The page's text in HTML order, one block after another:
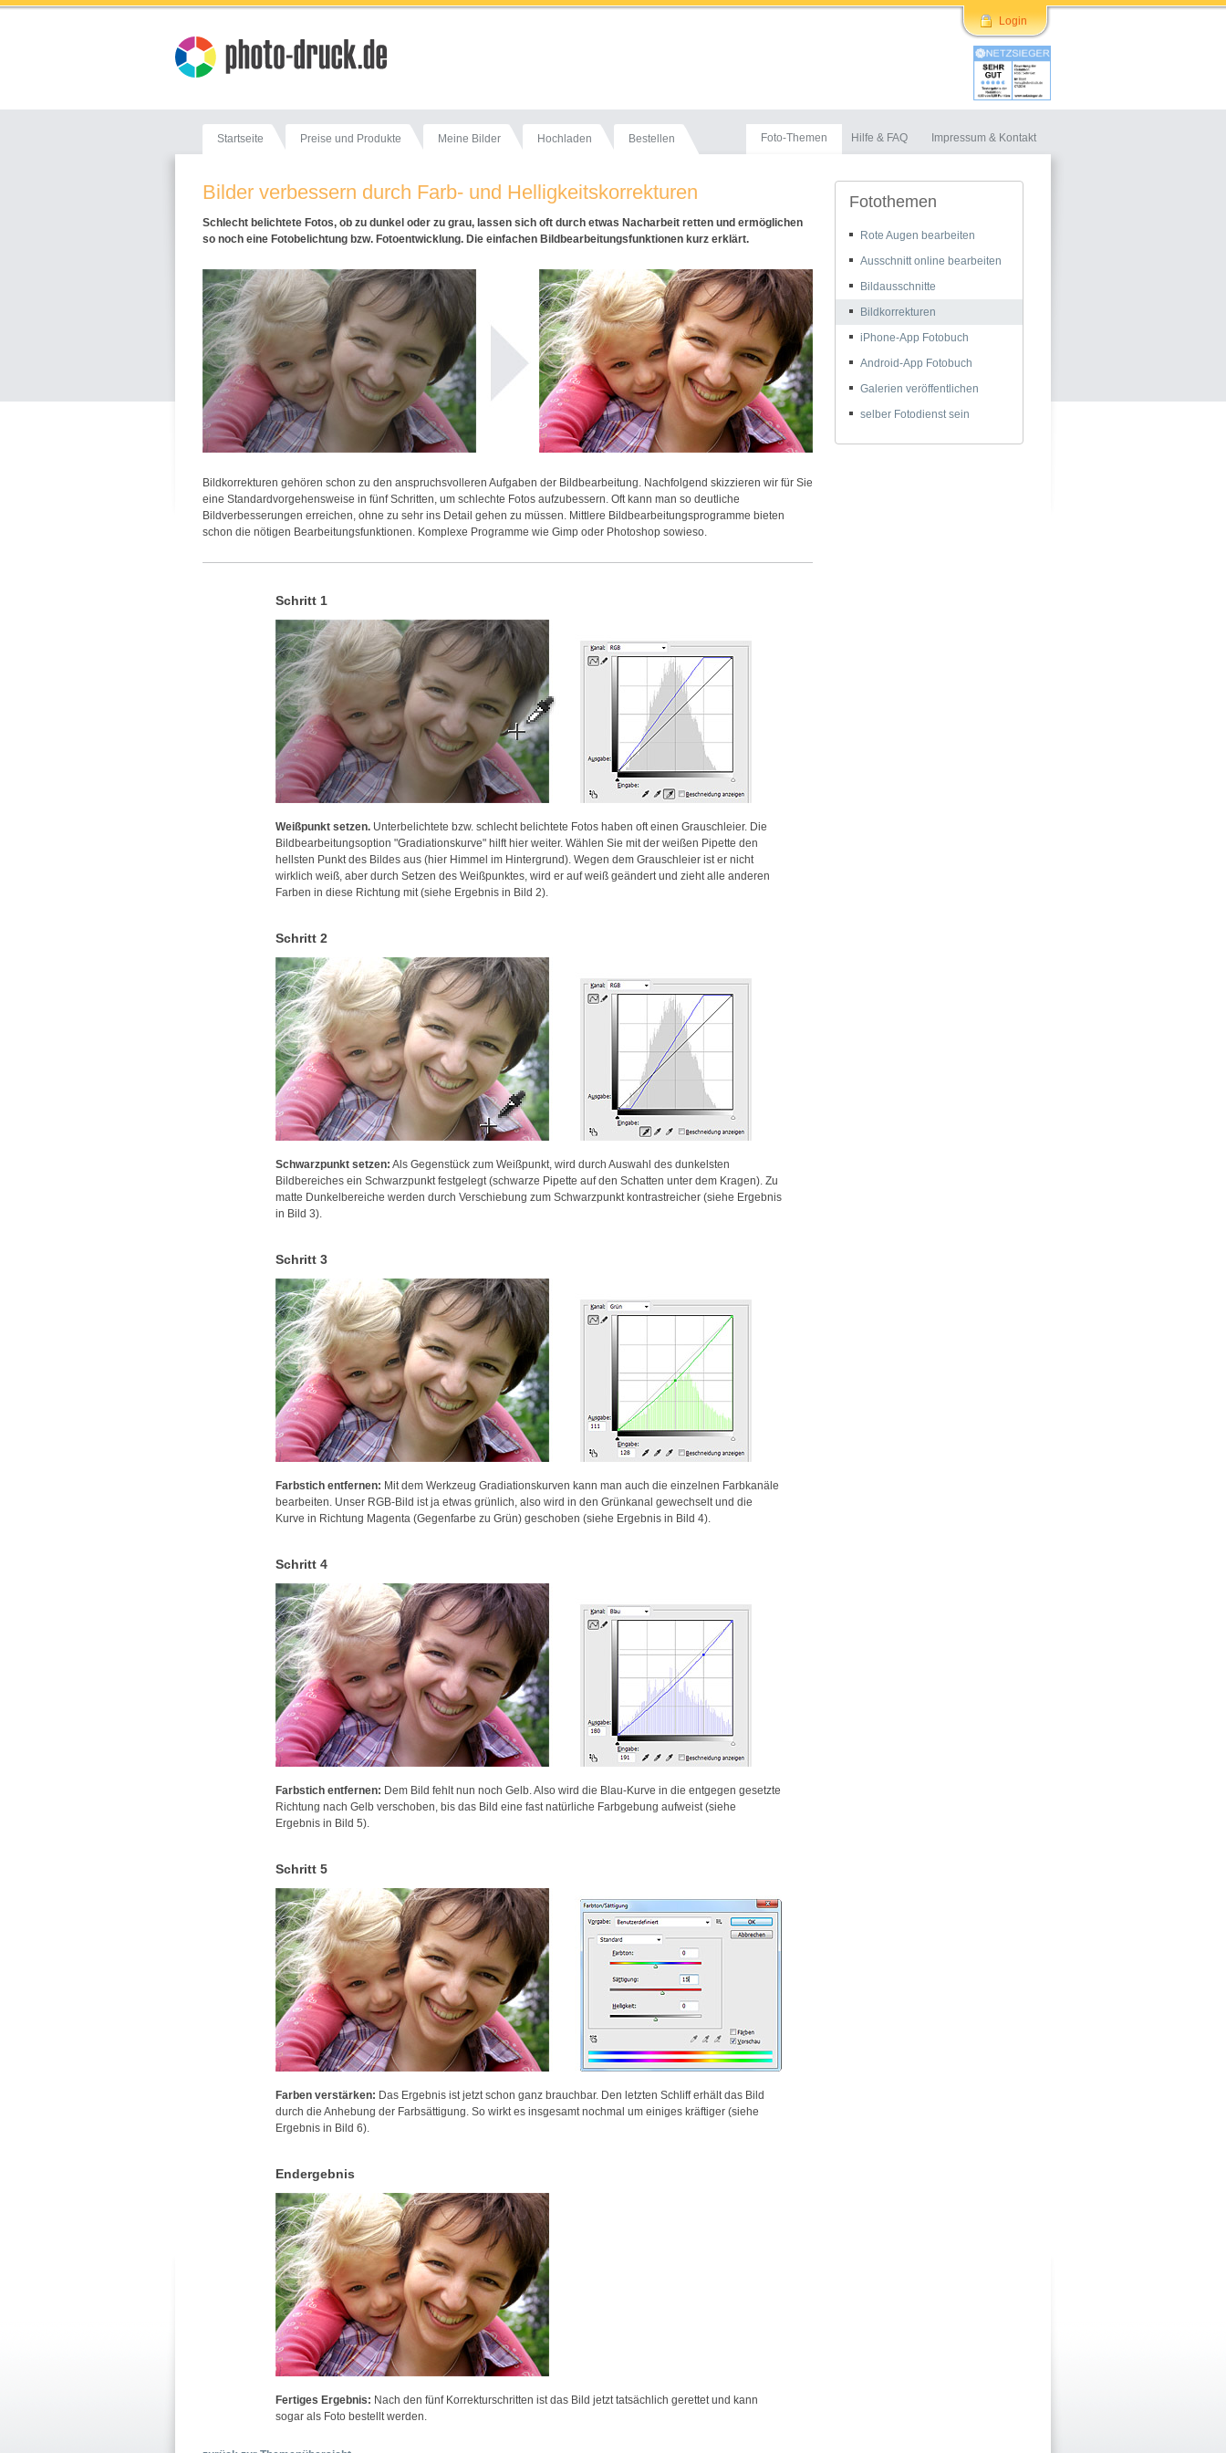
Login
Startseite Preise und Produkte Meine Bilder Hochladen Bestellen Foto-Themen Hilfe & FAQ Impressum & Kontakt
Bilder verbessern durch Farb- und Helligkeitskorrekturen
Schlecht belichtete Fotos, ob zu dunkel oder zu grau, lassen sich oft durch etwas Nacharbeit retten und ermöglichen
so noch eine Fotobelichtung bzw. Fotoentwicklung. Die einfachen Bildbearbeitungsfunktionen kurz erklärt.
Bildkorrekturen gehören schon zu den anspruchsvolleren Aufgaben der Bildbearbeitung. Nachfolgend skizzieren wir für Sie
eine Standardvorgehensweise in fünf Schritten, um schlechte Fotos aufzubessern. Oft kann man so deutliche
Bildverbesserungen erreichen, ohne zu sehr ins Detail gehen zu müssen. Mittlere Bildbearbeitungsprogramme bieten
schon die nötigen Bearbeitungsfunktionen. Komplexe Programme wie Gimp oder Photoshop sowieso.
Schritt 1
Weißpunkt setzen. Unterbelichtete bzw. schlecht belichtete Fotos haben oft einen Grauschleier. Die
Bildbearbeitungsoption "Gradiationskurve" hilft hier weiter. Wählen Sie mit der weißen Pipette den
hellsten Punkt des Bildes aus (hier Himmel im Hintergrund). Wegen dem Grauschleier ist er nicht
wirklich weiß, aber durch Setzen des Weißpunktes, wird er auf weiß geändert und zieht alle anderen
Farben in diese Richtung mit (siehe Ergebnis in Bild 2).
Schritt 2
Schwarzpunkt setzen: Als Gegenstück zum Weißpunkt, wird durch Auswahl des dunkelsten
Bildbereiches ein Schwarzpunkt festgelegt (schwarze Pipette auf den Schatten unter dem Kragen). Zu
matte Dunkelbereiche werden durch Verschiebung zum Schwarzpunkt kontrastreicher (siehe Ergebnis
in Bild 3).
Schritt 3
Farbstich entfernen: Mit dem Werkzeug Gradiationskurven kann man auch die einzelnen Farbkanäle
bearbeiten. Unser RGB-Bild ist ja etwas grünlich, also wird in den Grünkanal gewechselt und die
Kurve in Richtung Magenta (Gegenfarbe zu Grün) geschoben (siehe Ergebnis in Bild 4).
Schritt 4
Farbstich entfernen: Dem Bild fehlt nun noch Gelb. Also wird die Blau-Kurve in die entgegen gesetzte
Richtung nach Gelb verschoben, bis das Bild eine fast natürliche Farbgebung aufweist (siehe
Ergebnis in Bild 5).
Schritt 5
Farben verstärken: Das Ergebnis ist jetzt schon ganz brauchbar. Den letzten Schliff erhält das Bild
durch die Anhebung der Farbsättigung. So wirkt es insgesamt nochmal um einiges kräftiger (siehe
Ergebnis in Bild 6).
Endergebnis
Fertiges Ergebnis: Nach den fünf Korrekturschritten ist das Bild jetzt tatsächlich gerettet und kann
sogar als Foto bestellt werden.
Fotothemen
Rote Augen bearbeiten
Ausschnitt online bearbeiten
Bildausschnitte
Bildkorrekturen
iPhone-App Fotobuch
Android-App Fotobuch
Galerien veröffentlichen
selber Fotodienst sein